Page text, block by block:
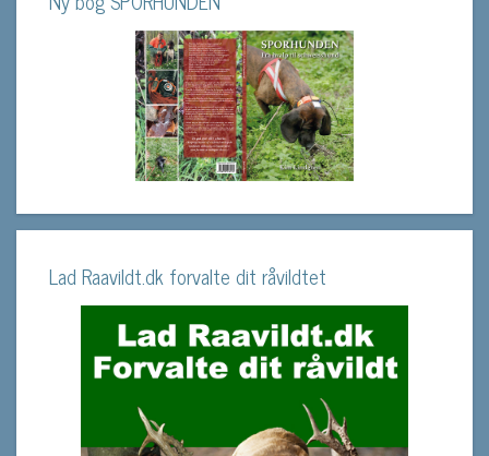
Lad Raavildt.dk forvalte dit råvildtet